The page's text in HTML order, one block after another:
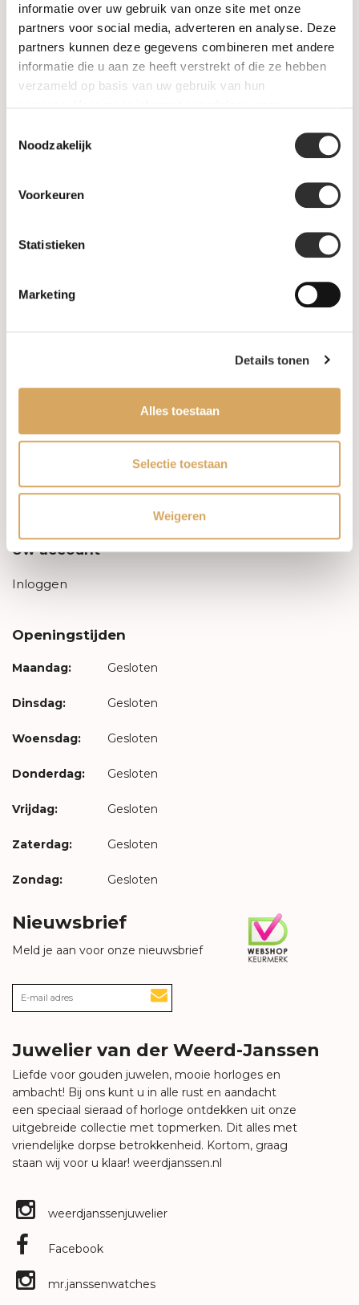
informatie over uw gebruik van onze site met onze
partners voor social media, adverteren en analyse. Deze
partners kunnen deze gegevens combineren met andere
informatie die u aan ze heeft verstrekt of die ze hebben
verzameld op basis van uw gebruik van hun
Noodzakelijk
Voorkeuren
Statistieken
Marketing
Details tonen
Alles toestaan
Selectie toestaan
Weigeren
Trouwringen
PRE-OWNED
Informatie
Leveringsvoorwaarden
Privacy Policy
Uw account
Inloggen
Openingstijden
Maandag: Gesloten
Dinsdag: Gesloten
Woensdag: Gesloten
Donderdag: Gesloten
Vrijdag: Gesloten
Zaterdag: Gesloten
Zondag: Gesloten
Nieuwsbrief
Meld je aan voor onze nieuwsbrief
Juwelier van der Weerd-Janssen
Liefde voor gouden juwelen, mooie horloges en
ambacht! Bij ons kunt u in alle rust en aandacht
een speciaal sieraad of horloge ontdekken uit onze
uitgebreide collectie met topmerken. Dit alles met
vriendelijke dorpse betrokkenheid. Kortom, graag
staan wij voor u klaar! weerdjanssen.nl
weerdjanssenjuwelier
Facebook
mr.janssenwatches